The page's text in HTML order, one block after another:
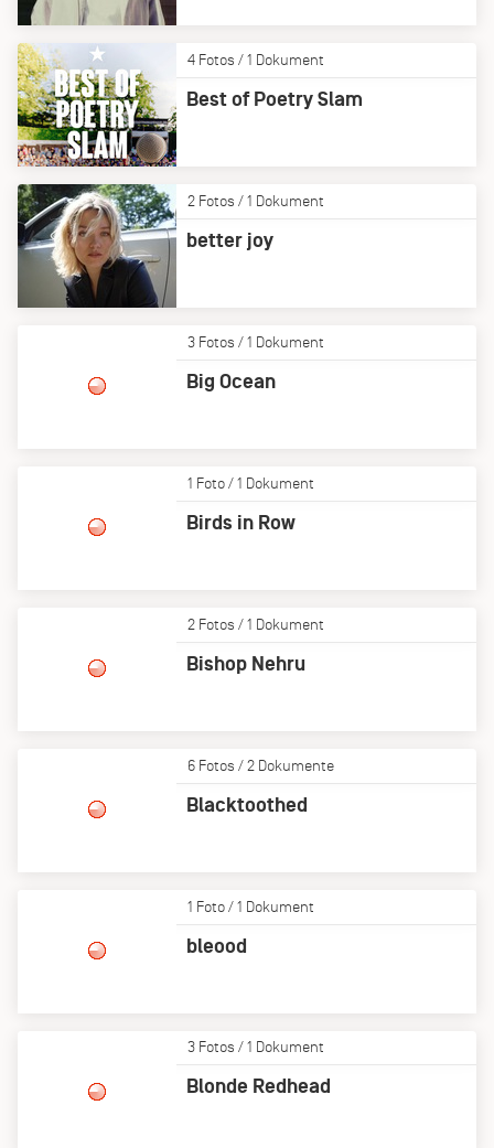
4 Fotos / 1 Dokument
Best of Poetry Slam
2 Fotos / 1 Dokument
better joy
3 Fotos / 1 Dokument
Big Ocean
1 Foto / 1 Dokument
Birds in Row
2 Fotos / 1 Dokument
Bishop Nehru
6 Fotos / 2 Dokumente
Blacktoothed
1 Foto / 1 Dokument
bleood
3 Fotos / 1 Dokument
Blonde Redhead